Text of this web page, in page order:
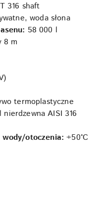
316 shaft
woda słona
58 000 l
8 m
termoplastyczne
nierdzewna AISI 316
otoczenia: +50°C